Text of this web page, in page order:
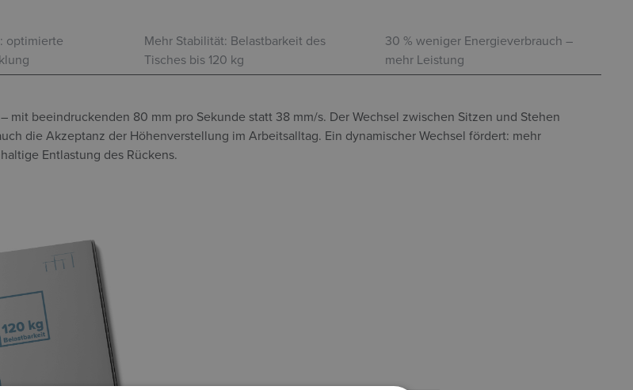
optimierte
Mehr Stabilität: Belastbarkeit des
Tisches bis 120 kg
30 % weniger Energieverbrauch –
mehr Leistung
mit beeindruckenden 80 mm pro Sekunde statt 38 mm/s. Der Wechsel zwischen Sitzen und Stehen
die Akzeptanz der Höhenverstellung im Arbeitsalltag. Ein dynamischer Wechsel fördert: mehr
Entlastung des Rückens.